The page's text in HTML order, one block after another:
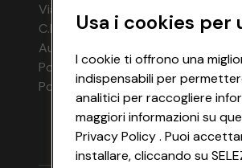
Via Chiesolina 8 | 37066
C.F. e P.IVA: 03816060234
Aut. Prov Verona n. 4737/10
Polizza Ass. RC n. 177765037
Polizza Ass. Protection n.
Usa i cookies per
I cookie ti offrono una
indispensabili per
analitici per raccogliere
maggiori informazioni su
Privacy Policy . Puoi
installare, cliccando su